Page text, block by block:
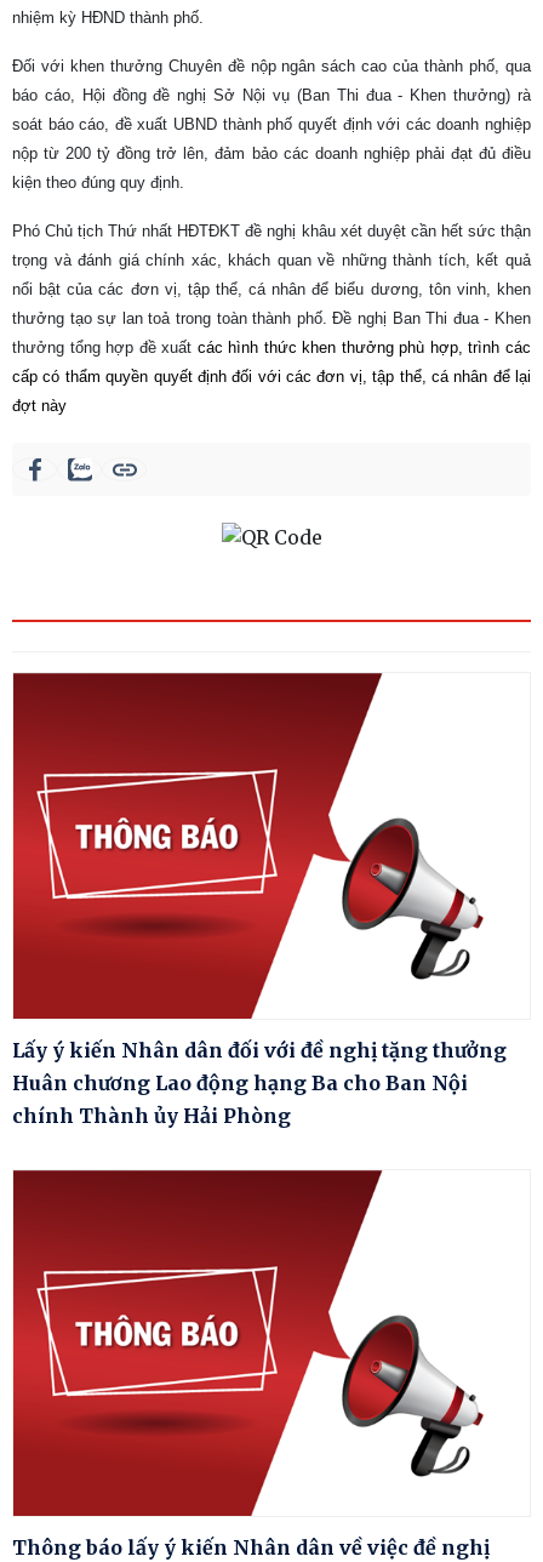
nhiệm kỳ HĐND thành phố.
Đối với khen thưởng Chuyên đề nộp ngân sách cao của thành phố, qua
báo cáo, Hội đồng đề nghị Sở Nội vụ (Ban Thi đua - Khen thưởng) rà
soát báo cáo, đề xuất UBND thành phố quyết định với các doanh nghiệp
nộp từ 200 tỷ đồng trở lên, đảm bảo các doanh nghiệp phải đạt đủ điều
kiện theo đúng quy định.
Phó Chủ tịch Thứ nhất HĐTĐKT đề nghị khâu xét duyệt cần hết sức thận
trọng và đánh giá chính xác, khách quan về những thành tích, kết quả
nổi bật của các đơn vị, tập thể, cá nhân để biểu dương, tôn vinh, khen
thưởng tạo sự lan toả trong toàn thành phố. Đề nghị Ban Thi đua - Khen
thưởng tổng hợp đề xuất các hình thức khen thưởng phù hợp, trình các
cấp có thẩm quyền quyết định đối với các đơn vị, tập thể, cá nhân để lại
đợt này
Lấy ý kiến Nhân dân đối với đề nghị tặng thưởng
Huân chương Lao động hạng Ba cho Ban Nội
chính Thành ủy Hải Phòng
Thông báo lấy ý kiến Nhân dân về việc đề nghị